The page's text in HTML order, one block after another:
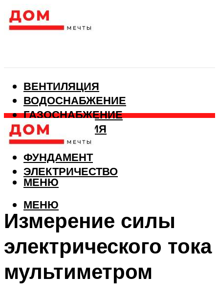
ВЕНТИЛЯЦИЯ
ВОДОСНАБЖЕНИЕ
ГАЗОСНАБЖЕНИЕ
КАНАЛИЗАЦИЯ
ОТОПЛЕНИЕ
ФУНДАМЕНТ
ЭЛЕКТРИЧЕСТВО
МЕНЮ
МЕНЮ
Измерение силы
электрического тока
мультиметром